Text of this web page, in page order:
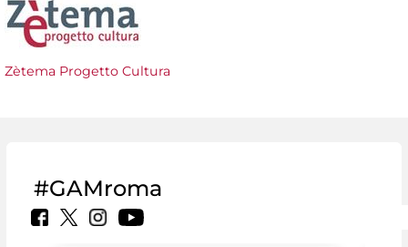
Zètema Progetto Cultura
#GAMroma